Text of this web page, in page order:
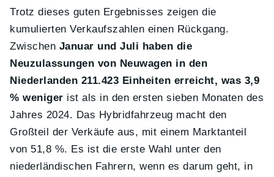
Trotz dieses guten Ergebnisses zeigen die
kumulierten Verkaufszahlen einen Rückgang.
Zwischen Januar und Juli haben die
Neuzulassungen von Neuwagen in den
Niederlanden 211.423 Einheiten erreicht, was 3,9
% weniger ist als in den ersten sieben Monaten des
Jahres 2024. Das Hybridfahrzeug macht den
Großteil der Verkäufe aus, mit einem Marktanteil
von 51,8 %. Es ist die erste Wahl unter den
niederländischen Fahrern, wenn es darum geht, in